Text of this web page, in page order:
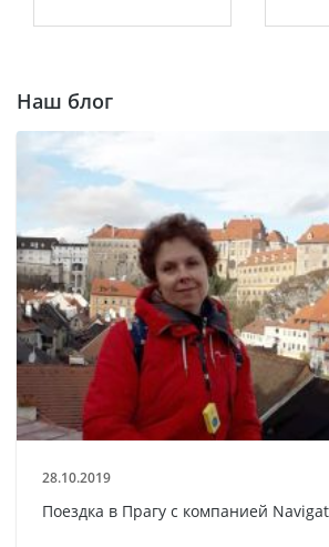
Наш блог
28.10.2019
Поездка в Прагу с компанией